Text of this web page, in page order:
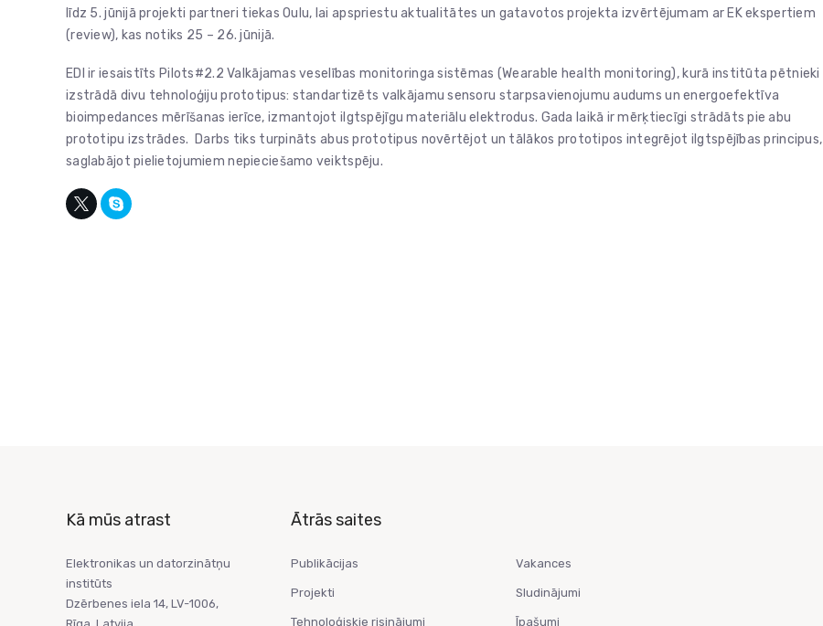
līdz 5. jūnijā projekti partneri tiekas Oulu, lai apspriestu aktualitātes un gatavotos projekta izvērtējumam ar EK ekspertiem
(review), kas notiks 25 – 26. jūnijā.
EDI ir iesaistīts Pilots#2.2 Valkājamas veselības monitoringa sistēmas (Wearable health monitoring), kurā institūta pētnieki
izstrādā divu tehnoloģiju prototipus: standartizēts valkājamu sensoru starpsavienojumu audums un energoefektīva
bioimpedances mērīšanas ierīce, izmantojot ilgtspējīgu materiālu elektrodus. Gada laikā ir mērķtiecīgi strādāts pie abu
prototipu izstrādes. Darbs tiks turpināts abus prototipus novērtējot un tālākos prototipos integrējot ilgtspējības principus,
saglabājot pielietojumiem nepieciešamo veiktspēju.
Kā mūs atrast
Elektronikas un datorzinātņu
institūts
Dzērbenes iela 14, LV-1006,
Ātrās saites
Publikācijas
Projekti
Tehnoloģiskie risinājumi
Vakances
Sludinājumi
Īpašumi